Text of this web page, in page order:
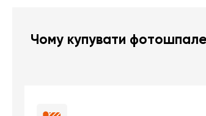
Чому купувати